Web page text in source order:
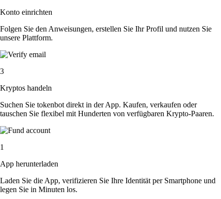
Konto einrichten
Folgen Sie den Anweisungen, erstellen Sie Ihr Profil und nutzen Sie
unsere Plattform.
3
Kryptos handeln
Suchen Sie tokenbot direkt in der App. Kaufen, verkaufen oder
tauschen Sie flexibel mit Hunderten von verfügbaren Krypto-Paaren.
1
App herunterladen
Laden Sie die App, verifizieren Sie Ihre Identität per Smartphone und
legen Sie in Minuten los.